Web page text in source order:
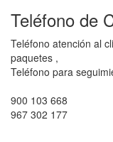
Teléfono de
Teléfono atención al
paquetes ,
Teléfono para
900 103 668
967 302 177